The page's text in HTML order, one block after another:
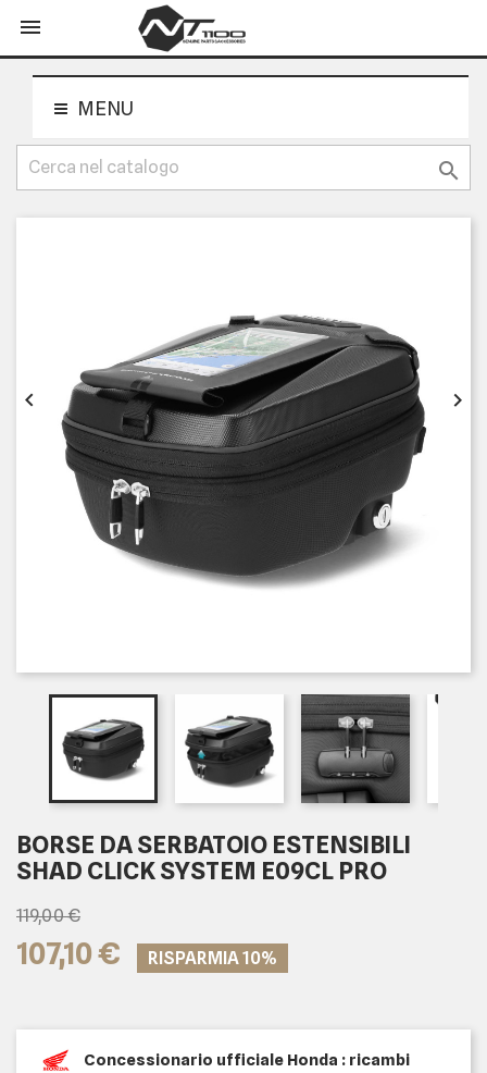

MENU

 
BORSE DA SERBATOIO ESTENSIBILI
SHAD CLICK SYSTEM E09CL PRO
119,00 €
107,10 € RISPARMIA 10%
Concessionario ufficiale Honda : ricambi